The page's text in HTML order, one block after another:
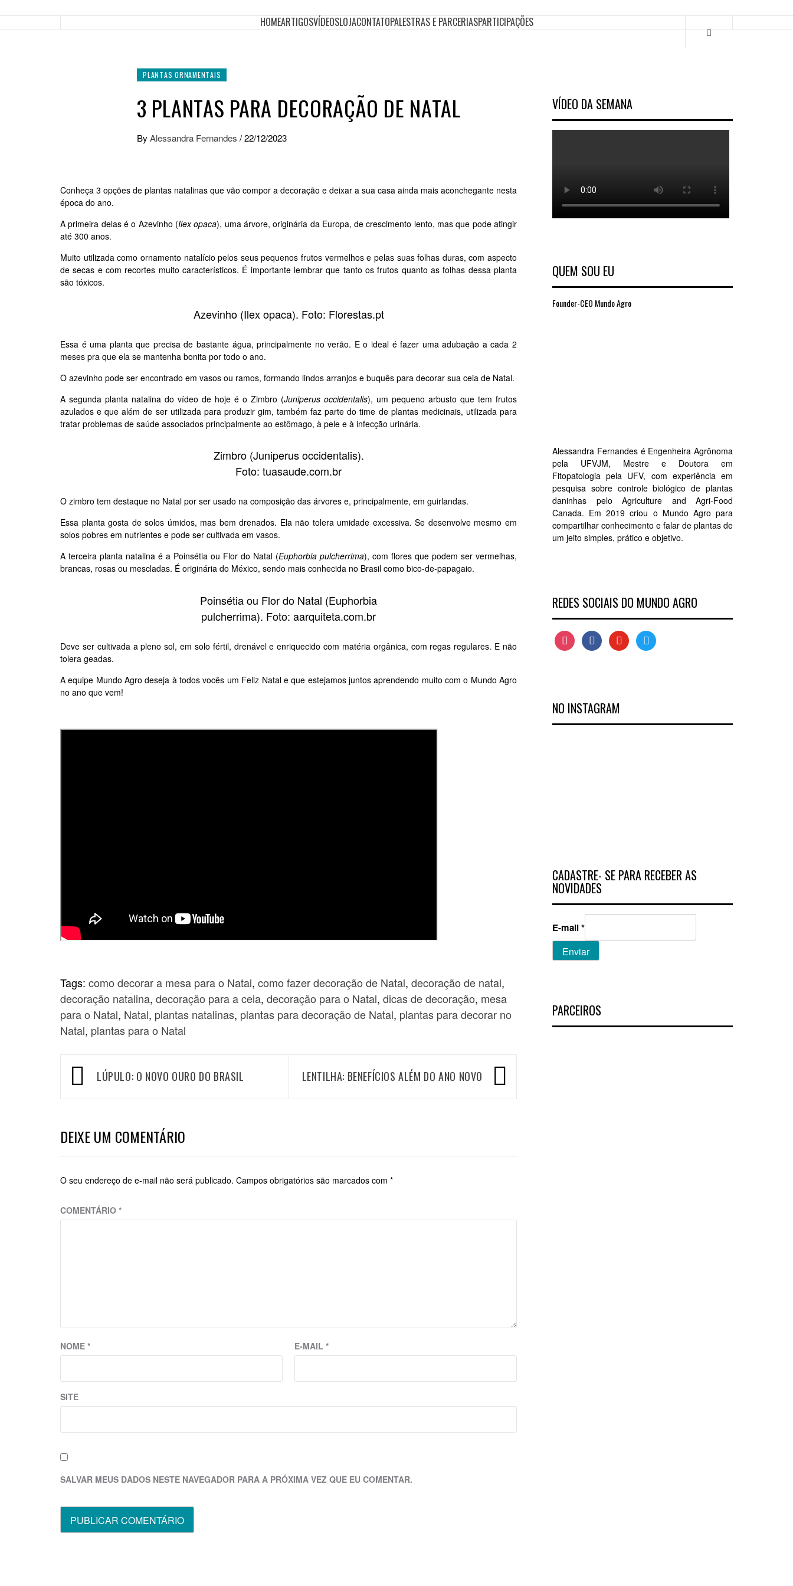
HOMEARTIGOSVÍDEOSLOJACONTATOPALESTRAS E PARCERIASPARTICIPAÇÕES
PLANTAS ORNAMENTAIS
3 PLANTAS PARA DECORAÇÃO DE NATAL
By Alessandra Fernandes /22/12/2023
Conheça 3 opções de plantas natalinas que vão compor a decoração e deixar a sua casa ainda mais aconchegante nesta
época do ano.
A primeira delas é o Azevinho (Ilex opaca), uma árvore, originária da Europa, de crescimento lento, mas que pode atingir
até 300 anos.
Muito utilizada como ornamento natalício pelos seus pequenos frutos vermelhose pelas suas folhas duras, com aspecto
de secas e com recortes muito característicos. É importante lembrar que tanto os frutos quanto as folhas dessa planta
são tóxicos.
Azevinho (Ilex opaca). Foto: Florestas.pt
Essa é uma planta que precisa de bastante água, principalmente no verão. E o ideal é fazer uma adubação a cada 2
meses pra que ela se mantenha bonita por todo o ano.
O azevinho pode ser encontrado em vasos ou ramos, formando lindos arranjos e buquês para decorar sua ceia de Natal.
A segunda planta natalina do vídeo de hoje é o Zimbro (Juniperus occidentalis), um pequeno arbusto que tem frutos
azulados e que além de ser utilizada para produzir gim, também faz parte do time de plantas medicinais, utilizada para
tratar problemas de saúde associados principalmente ao estômago, à pele e à infecção urinária.
Zimbro (Juniperus occidentalis).
Foto: tuasaude.com.br
O zimbro tem destaque no Natal por ser usado na composição das árvores e, principalmente, em guirlandas.
Essa planta gosta de solos úmidos, mas bem drenados. Ela não tolera umidade excessiva. Se desenvolve mesmo em
solos pobres em nutrientes e pode ser cultivada em vasos.
A terceira planta natalina é a Poinsétia ou Flor do Natal (Euphorbia pulcherrima), com flores que podem ser vermelhas,
brancas, rosas ou mescladas. É originária do México, sendo mais conhecida no Brasil como bico-de-papagaio.
Poinsétia ou Flor do Natal (Euphorbia
pulcherrima). Foto: aarquiteta.com.br
Deve ser cultivada a pleno sol, em solo fértil, drenável e enriquecido com matéria orgânica, com regas regulares. E não
tolera geadas.
A equipe Mundo Agro deseja à todos vocês um Feliz Natal e que estejamos juntos aprendendo muito com o Mundo Agro
no ano que vem!
Tags: como decorar a mesa para o Natal, como fazer decoração de Natal, decoração de natal,
decoração natalina, decoração para a ceia, decoração para o Natal, dicas de decoração, mesa
para o Natal, Natal, plantas natalinas, plantas para decoração de Natal, plantas para decorar no
Natal, plantas para o Natal
Navegação
de LÚPULO: O NOVO OURO DO BRASIL LENTILHA: BENEFÍCIOS ALÉM DO ANO NOVO
DEIXE UM COMENTÁRIO
O seu endereço de e-mail não será publicado. Campos obrigatórios são marcados com *
COMENTÁRIO *
NOME * E-MAIL *
SITE
SALVAR MEUS DADOS NESTE NAVEGADOR PARA A PRÓXIMA VEZ QUE EU COMENTAR.
VÍDEO DA SEMANA
QUEM SOU EU
Founder-CEO Mundo Agro
Alessandra Fernandes é Engenheira Agrônoma
pela UFVJM, Mestre e Doutora em
Fitopatologia pela UFV, com experiência em
pesquisa sobre controle biológico de plantas
daninhas pelo Agriculture and Agri-Food
Canada. Em 2019 criou o Mundo Agro para
compartilhar conhecimento e falar de plantas de
um jeito simples, prático e objetivo.
REDES SOCIAIS DO MUNDO AGRO
instagramfacebookyoutubetwitter
NO INSTAGRAM
CADASTRE- SE PARA RECEBER AS
NOVIDADES
E-mail*
Enviar
PARCEIROS